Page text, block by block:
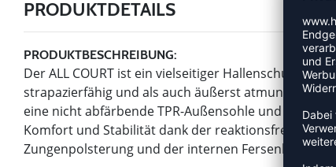
PRODUKTDETAILS
PRODUKTBESCHREIBUNG:
Der ALL COURT ist ein vielseitiger Hallenschuh mit
strapazierfähig und als auch äußerst atmungsaktiv
eine nicht abfärbende TPR-Außensohle und eine
Komfort und Stabilität dank der reaktionsfreudigen
Zungenpolsterung und der internen Fersenkappe.